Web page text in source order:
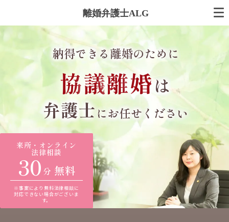
離婚弁護士ALG
納得できる離婚のために
協議離婚は
弁護士にお任せください
来所・オンライン
法律相談
30 分 無料
※事案により無料法律相談に
対応できない場合がございま
す。